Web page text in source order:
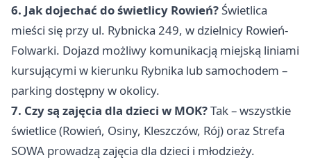
6. Jak dojechać do świetlicy Rowień?Świetlica
mieści się przy ul. Rybnicka 249, w dzielnicy Rowień-
Folwarki. Dojazd możliwy komunikacją miejską liniami
kursującymi w kierunku Rybnika lub samochodem –
parking dostępny w okolicy.
7. Czy są zajęcia dla dzieci w MOK?Tak – wszystkie
świetlice (Rowień, Osiny, Kleszczów, Rój) oraz Strefa
SOWA prowadzą zajęcia dla dzieci i młodzieży.